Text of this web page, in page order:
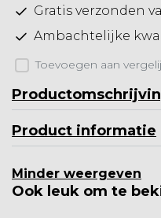
Gratis verzonden
Ambachtelijke
Toevoegen aan
Product informatie
Minder weergeven
Ook leuk om te